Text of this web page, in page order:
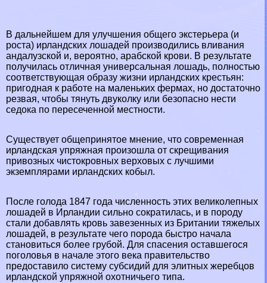
В дальнейшем для улучшения общего экстерьера (и
роста) ирландских лошадей производились вливания
андалузской и, вероятно, арабской крови. В результате
получилась отличная универсальная лошадь, полностью
соответствующая образу жизни ирландских крестьян:
пригодная к работе на маленьких фермах, но достаточно
резвая, чтобы тянуть двуколку или безопасно нести
седока по пересеченной местности.
Существует общепринятое мнение, что современная
ирландская упряжная произошла от скрещивания
привозных чистокровных верховых с лучшими
экземплярами ирландских кобыл.
После голода 1847 года численность этих великолепных
лошадей в Ирландии сильно сократилась, и в породу
стали добавлять кровь завезенных из Британии тяжелых
лошадей, в результате чего порода быстро начала
становиться более грубой. Для спасения оставшегося
поголовья в начале этого века правительство
предоставило систему субсидий для элитных жеребцов
ирландской упряжной охотничьего типа.